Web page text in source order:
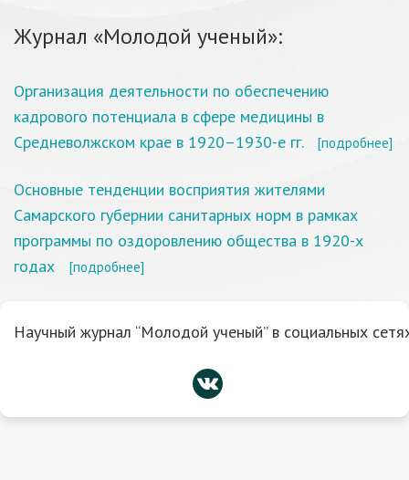
Журнал «Молодой ученый»:
Организация деятельности по обеспечению
кадрового потенциала в сфере медицины в
Средневолжском крае в 1920–1930-е гг.
[подробнее]
Основные тенденции восприятия жителями
Самарского губернии санитарных норм в рамках
программы по оздоровлению общества в 1920-х
годах
[подробнее]
Научный журнал “Молодой ученый” в социальных